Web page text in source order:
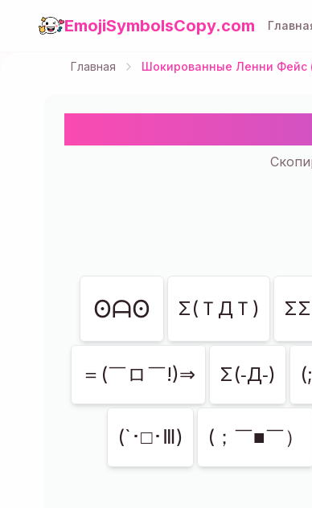
EmojiSymbolsCopy.com
Главная Шокированные Ленни Фейс
ʘᗩʘ Σ(ＴДＴ)
＝(￣ロ￣!)⇒ Σ(‐Д‐)
(`･□･Ⅲ) (；￣■￣）